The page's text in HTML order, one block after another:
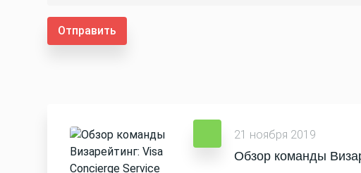
Отправить
21 ноября 2019
Обзор команды